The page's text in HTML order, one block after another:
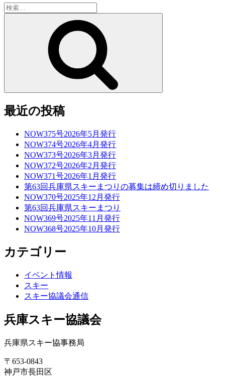
検
索:
最近の投稿
NOW375号2026年5月発行
NOW374号2026年4月発行
NOW373号2026年3月発行
NOW372号2026年2月発行
NOW371号2026年1月発行
第63回兵庫県スキーまつりの募集は締め切りました
NOW370号2025年12月発行
第63回兵庫県スキーまつり
NOW369号2025年11月発行
NOW368号2025年10月発行
カテゴリー
イベント情報
スキー
スキー協議会通信
兵庫スキー協議会
兵庫県スキー協事務局
〒653-0843
神戸市長田区